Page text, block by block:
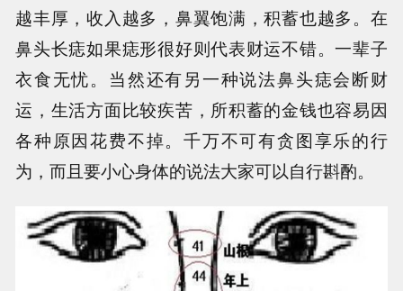
越丰厚，收入越多，鼻翼饱满，积蓄也越多。在
鼻头长痣如果痣形很好则代表财运不错。一辈子
衣食无忧。当然还有另一种说法鼻头痣会断财
运，生活方面比较疾苦，所积蓄的金钱也容易因
各种原因花费不掉。千万不可有贪图享乐的行
为，而且要小心身体的说法大家可以自行斟酌。